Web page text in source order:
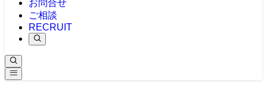
お問合せ
ご相談
RECRUIT